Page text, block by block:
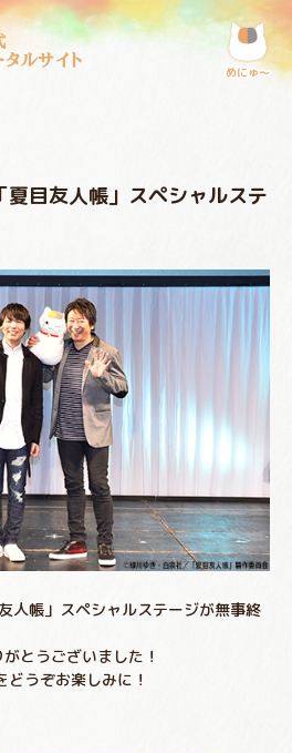
タルサイト
めにゅ〜
目友人帳」スペシャルステ
人帳」スペシャルステージが無事終
とうございました！
どうぞお楽しみに！